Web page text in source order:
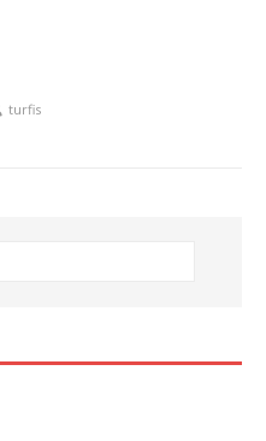
turfis